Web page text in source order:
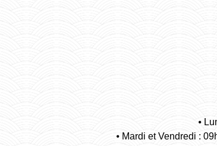
⦁
⦁ Mardi et Vendredi :